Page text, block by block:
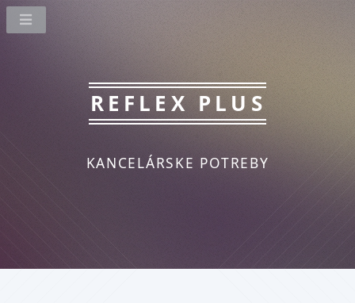
REFLEX PLUS
KANCELÁRSKE POTREBY